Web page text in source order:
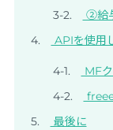
②給
APIを使用
MF
最後に